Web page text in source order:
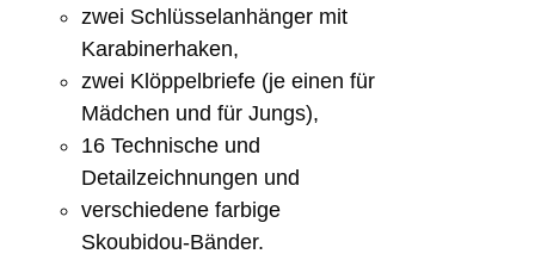
zwei Schlüsselanhänger mit
Karabinerhaken,
zwei Klöppelbriefe (je einen für
Mädchen und für Jungs),
16 Technische und
Detailzeichnungen und
verschiedene farbige
Skoubidou-Bänder.